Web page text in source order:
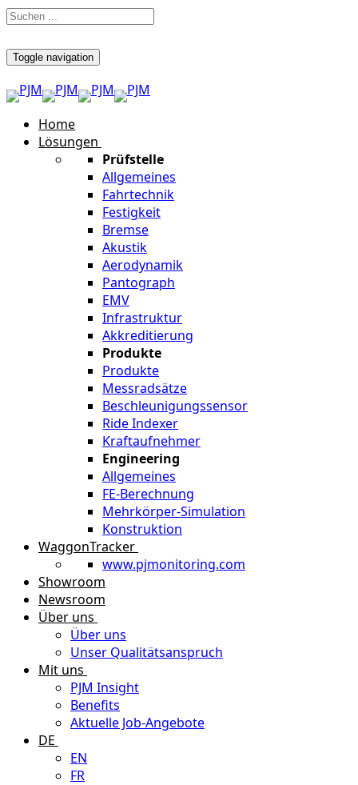
Toggle navigation
Home
Lösungen
Prüfstelle
Allgemeines
Fahrtechnik
Festigkeit
Bremse
Akustik
Aerodynamik
Pantograph
EMV
Infrastruktur
Akkreditierung
Produkte
Produkte
Messradsätze
Beschleunigungssensor
Ride Indexer
Kraftaufnehmer
Engineering
Allgemeines
FE-Berechnung
Mehrkörper-Simulation
Konstruktion
WaggonTracker
www.pjmonitoring.com
Showroom
Newsroom
Über uns
Über uns
Unser Qualitätsanspruch
Mit uns
PJM Insight
Benefits
Aktuelle Job-Angebote
DE
EN
FR